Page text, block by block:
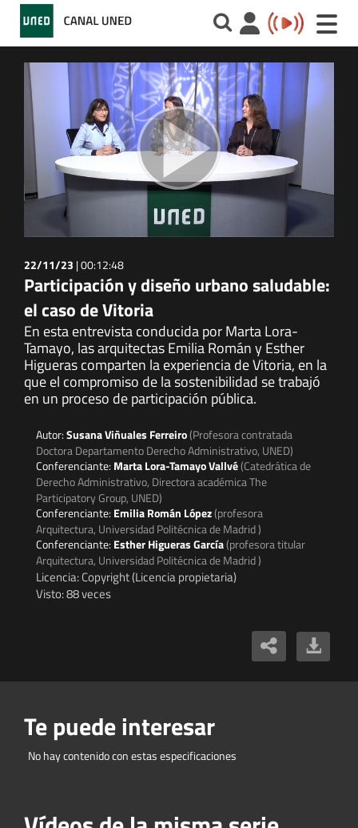
Toggle
22/11/23 |00:12:48
Participación y diseño urbano saludable:
el caso de Vitoria
En esta entrevista conducida por Marta Lora-
Tamayo, las arquitectas Emilia Román y Esther
Higueras comparten la experiencia de Vitoria, en la
que el compromiso de la sostenibilidad se trabajó
en un proceso de participación pública.
Autor:Susana Viñuales Ferreiro(Profesora contratada
Doctora Departamento Derecho Administrativo, UNED)
Conferenciante: Marta Lora-Tamayo Vallvé(Catedrática de
Derecho Administrativo, Directora académica The
Participatory Group, UNED)
Conferenciante: Emilia Román López(profesora
Arquitectura, Universidad Politécnica de Madrid )
Conferenciante: Esther Higueras García(profesora titular
Arquitectura, Universidad Politécnica de Madrid )
Licencia: Copyright (Licencia propietaria)
Visto: 88 veces
Te puede interesar
No hay contenido con estas especificaciones